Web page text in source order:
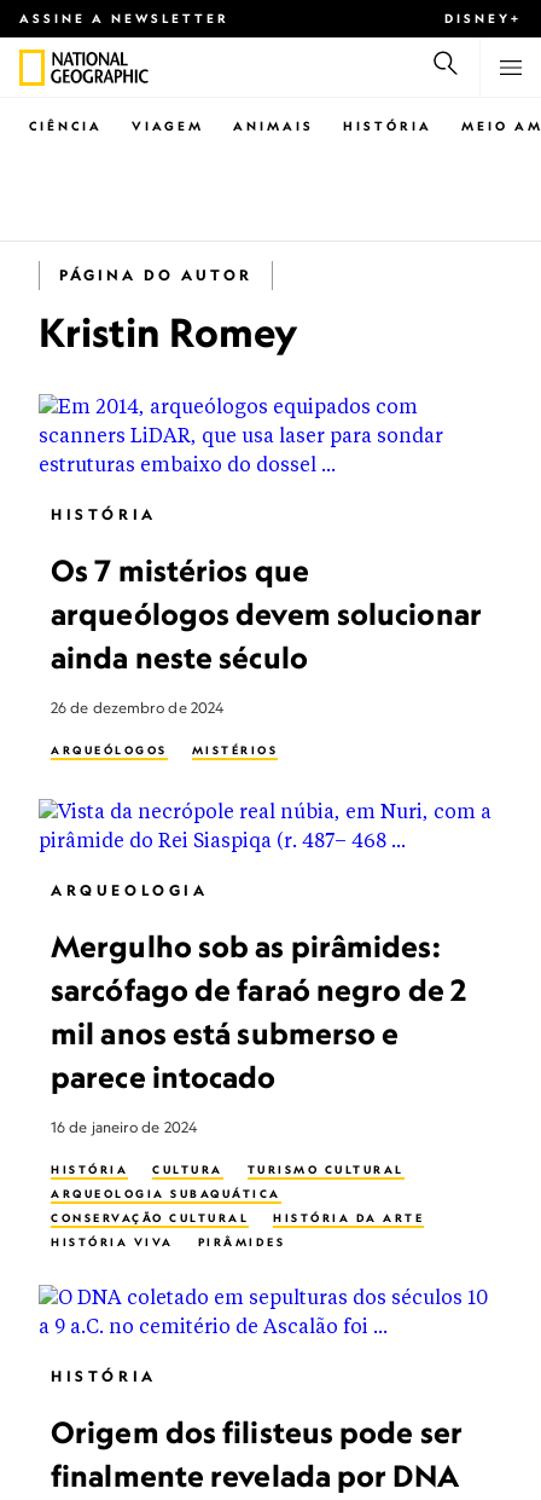
ASSINE A NEWSLETTER DISNEY+
CIÊNCIA VIAGEM ANIMAIS HISTÓRIA MEIO
PÁGINA DO AUTOR
Kristin Romey
HISTÓRIA
Os 7 mistérios que
arqueólogos devem solucionar
ainda neste século
26 de dezembro de 2024
ARQUEÓLOGOS MISTÉRIOS
ARQUEOLOGIA
Mergulho sob as pirâmides:
sarcófago de faraó negro de 2
mil anos está submerso e
parece intocado
16 de janeiro de 2024
HISTÓRIA CULTURA
TURISMO CULTURAL
ARQUEOLOGIA SUBAQUÁTICA
CONSERVAÇÃO CULTURAL
HISTÓRIA DA ARTE
HISTÓRIA VIVA
PIRÂMIDES
HISTÓRIA
Origem dos filisteus pode ser
finalmente revelada por DNA